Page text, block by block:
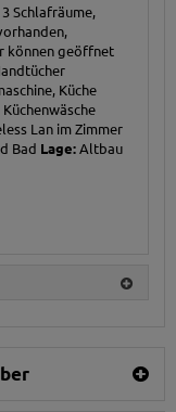
3 Schlafräume,
können geöffnet
Küche
Lan im Zimmer
Bad Lage:Altbau